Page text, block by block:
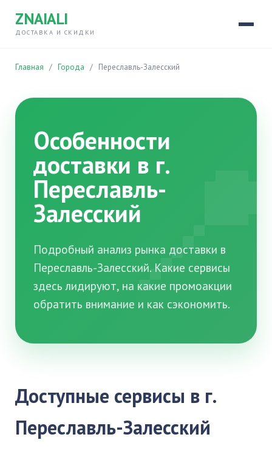
ZNAIALI
ДОСТАВКА И СКИДКИ
Главная / Города / Переславль-Залесский
Особенности
доставки в г.
Переславль-
Залесский
Подробный анализ рынка доставки в
Переславль-Залесский. Какие сервисы
здесь лидируют, на какие промоакции
обратить внимание и как сэкономить.
Доступные сервисы в г.
Переславль-Залесский